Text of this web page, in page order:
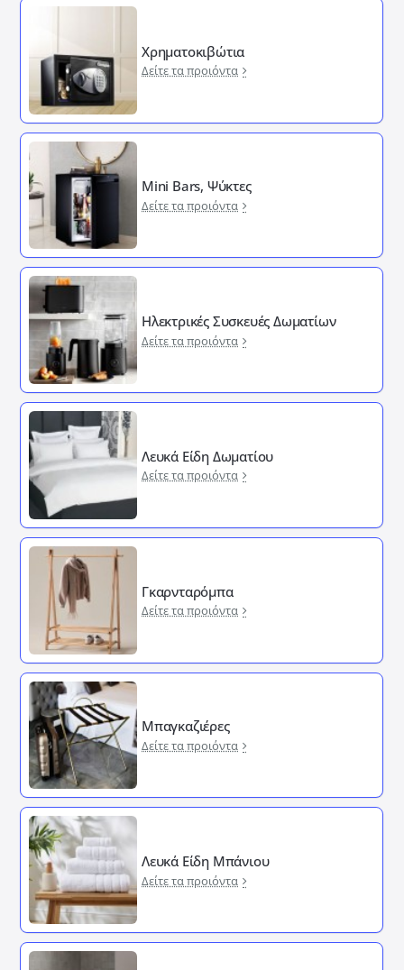
Χρηματοκιβώτια
Δείτε τα προιόντα
Mini Bars, Ψύκτες
Δείτε τα προιόντα
Ηλεκτρικές Συσκευές Δωματίων
Δείτε τα προιόντα
Λευκά Είδη Δωματίου
Δείτε τα προιόντα
Γκαρνταρόμπα
Δείτε τα προιόντα
Μπαγκαζιέρες
Δείτε τα προιόντα
Λευκά Είδη Μπάνιου
Δείτε τα προιόντα